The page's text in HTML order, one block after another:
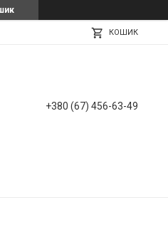
КОШИК
+380 (67) 456-63-49